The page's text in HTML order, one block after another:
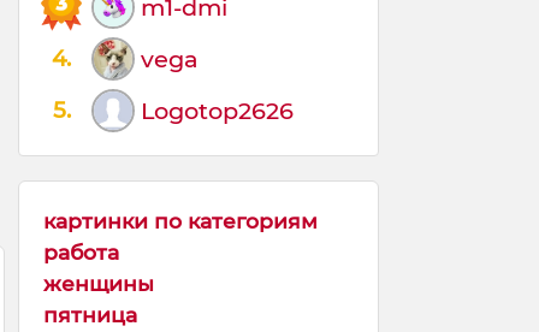
m1-dmi
4. vega
5. Logotop2626
картинки по категориям
работа
женщины
пятница